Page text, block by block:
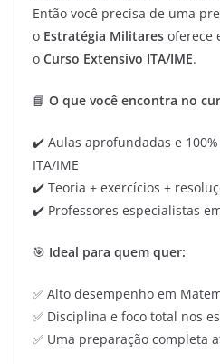
Então você precisa de uma
o Estratégia Militares oferece
o Curso Extensivo ITA/IME.
📘 O que você encontra no
✔️ Aulas aprofundadas e
ITA/IME
✔️ Teoria + exercícios +
✔️ Professores especialistas
🎯 Ideal para quem quer:
✅ Alto desempenho em
✅ Disciplina e foco total nos
✅ Uma preparação completa